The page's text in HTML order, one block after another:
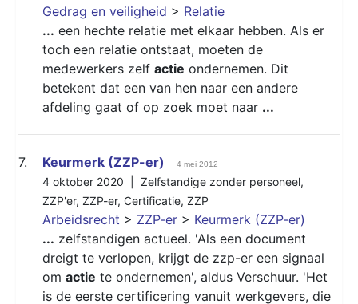
Gedrag en veiligheid > Relatie
... een hechte relatie met elkaar hebben. Als er
toch een relatie ontstaat, moeten de
medewerkers zelf actie ondernemen. Dit
betekent dat een van hen naar een andere
afdeling gaat of op zoek moet naar ...
7. Keurmerk (ZZP-er) 4 mei 2012
4 oktober 2020 | Zelfstandige zonder personeel,
ZZP'er, ZZP-er, Certificatie, ZZP
Arbeidsrecht > ZZP-er > Keurmerk (ZZP-er)
... zelfstandigen actueel. 'Als een document
dreigt te verlopen, krijgt de zzp-er een signaal
om actie te ondernemen', aldus Verschuur. 'Het
is de eerste certificering vanuit werkgevers, die